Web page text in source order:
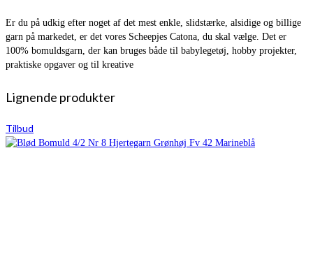
Er du på udkig efter noget af det mest enkle, slidstærke, alsidige og billige
garn på markedet, er det vores Scheepjes Catona, du skal vælge. Det er
100% bomuldsgarn, der kan bruges både til babylegetøj, hobby projekter,
praktiske opgaver og til kreative
Lignende produkter
Tilbud